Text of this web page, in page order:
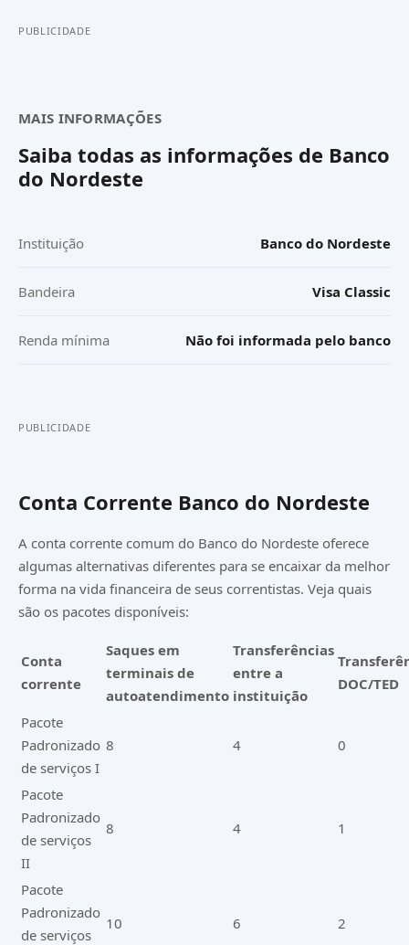
PUBLICIDADE
MAIS INFORMAÇÕES
Saiba todas as informações de Banco
do Nordeste
Instituição Banco do Nordeste
Bandeira Visa Classic
Renda mínima Não foi informada pelo banco
PUBLICIDADE
Conta Corrente Banco do Nordeste
A conta corrente comum do Banco do Nordeste oferece
algumas alternativas diferentes para se encaixar da melhor
forma na vida financeira de seus correntistas. Veja quais
são os pacotes disponíveis:
Conta
corrente
Saques em
terminais de
autoatendimento
Transferências
entre a
instituição
DOC/TED
Pacote
Padronizado
de serviços I
8 4 0
Pacote
Padronizado
de serviços
II
8 4 1
Pacote
Padronizado
de serviços
10 6 2